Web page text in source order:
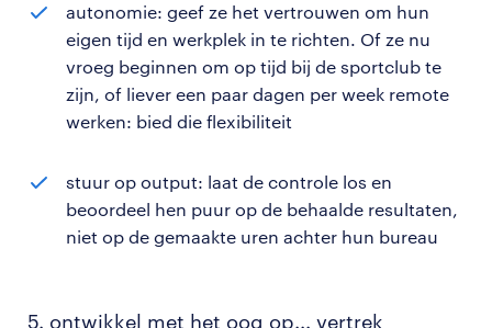
autonomie: geef ze het vertrouwen om hun
eigen tijd en werkplek in te richten. Of ze nu
vroeg beginnen om op tijd bij de sportclub te
zijn, of liever een paar dagen per week remote
werken: bied die flexibiliteit
stuur op output: laat de controle los en
beoordeel hen puur op de behaalde resultaten,
niet op de gemaakte uren achter hun bureau
5. ontwikkel met het oog op... vertrek